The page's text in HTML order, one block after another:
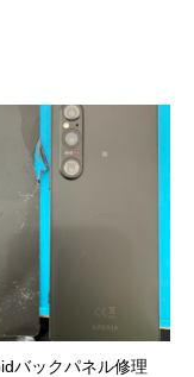
バックパネル修理